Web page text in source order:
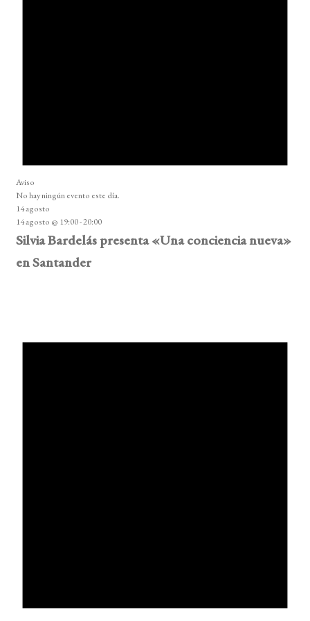
Aviso
No hay ningún evento este día.
14 agosto
14 agosto @ 19:00-20:00
Silvia Bardelás presenta «Una conciencia nueva»
en Santander